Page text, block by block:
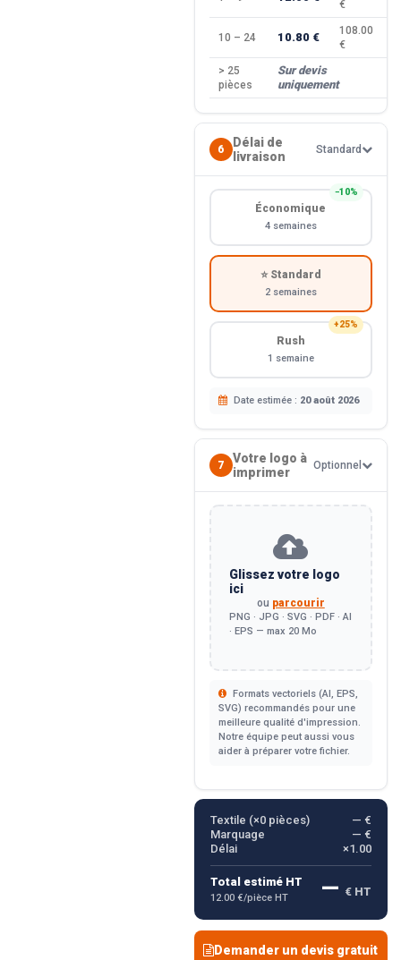
€
10 – 24 10.80 €
108.00
€
> 25
pièces
Sur devis
uniquement
6
Délai de
livraison
Standard
−10%
Économique
4 semaines
⭐ Standard
2 semaines
+25%
Rush
1 semaine
Date estimée : 20 août 2026
7
Votre logo à
imprimer
Optionnel
Glissez votre logo
ici
ou parcourir
PNG · JPG · SVG · PDF · AI
· EPS — max 20 Mo
Formats vectoriels (AI, EPS,
SVG) recommandés pour une
meilleure qualité d'impression.
Notre équipe peut aussi vous
aider à préparer votre fichier.
Textile (×0pièces)
— €
Marquage
— €
Délai
×1.00
Total estimé HT
12.00 €/pièce HT — € HT
Demander un devis gratuit